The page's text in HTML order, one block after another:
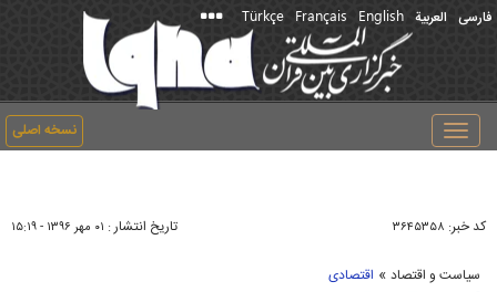
فارسی العربیة English
Français
Türkçe
نسخه اصلی
Toggle
navigation
کد خبر: ۳۶۴۵۳۵۸ تاریخ انتشار : ۰۱ مهر ۱۳۹۶ - ۱۵:۱۹
سیاست و اقتصاد » اقتصادی